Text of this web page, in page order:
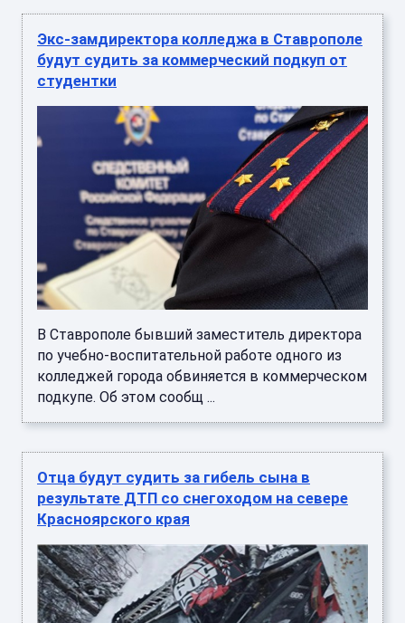
Экс-замдиректора колледжа в Ставрополе
будут судить за коммерческий подкуп от
студентки
В Ставрополе бывший заместитель директора
по учебно-воспитательной работе одного из
колледжей города обвиняется в коммерческом
подкупе. Об этом сообщ ...
Отца будут судить за гибель сына в
результате ДТП со снегоходом на севере
Красноярского края